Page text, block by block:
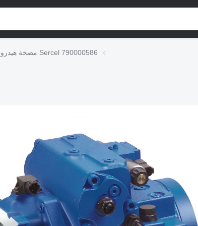
مضخة هيدروليكية Sercel 790000586